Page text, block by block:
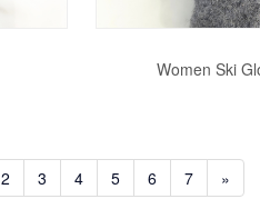
Women Ski
2 3 4 5 6 7 »